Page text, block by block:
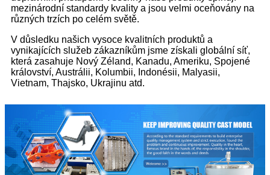
mezinárodní standardy kvality a jsou velmi oceňovány na
různých trzích po celém světě.
V důsledku našich vysoce kvalitních produktů a
vynikajících služeb zákazníkům jsme získali globální síť,
která zasahuje Nový Zéland, Kanadu, Ameriku, Spojené
království, Austrálii, Kolumbii, Indonésii, Malyasii,
Vietnam, Thajsko, Ukrajinu atd.